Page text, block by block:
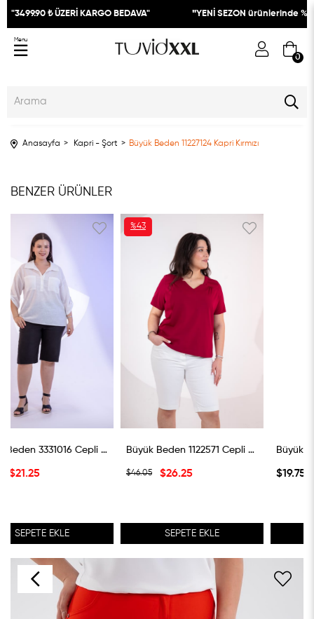
"3499.90 ₺ ÜZERİ KARGO BEDAVA" YENİ SEZON ürünlerinde %30
0
Menu
Anasayfa Kapri - Şort Büyük Beden 11227124 Kapri Kırmızı
BENZER ÜRÜNLER
Büyük Beden 3331016 Cepli Şort Siyah Büyük Beden 1122571 Cepli Denim Şort Beyaz
$46.05
İNDIRIM
%43İNDIRIM
$19.75